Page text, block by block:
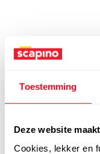
Toestemming
Deze website
Cookies, lekker en